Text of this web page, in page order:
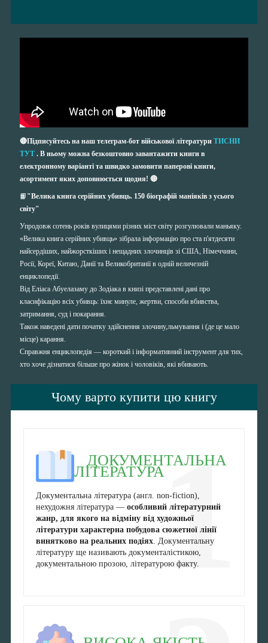
🔴Підписуйтесь на наш телеграм-бот військової літератури ТИСНИ
ТУТ . В ньому можна безкоштовно завантажити книги в
електронному варіанті та швидко замовити паперові книги,
асортимент яких доповнюється щодня! 🔴
📙 "Велика книга серійних убивць. 150 біографій маніяків з усього
світу"
Упродовж сотень років вулицями різних міст світу розгулювали маньяку.
«Велика книга серійних убивць» зібрала інформацію про ста п'ятдесяти
найсердіших, найжорсткіших і нещадних злочинців зі США, Німеччини,
Росії, Кореї, Китаю, Данії та Великобританії в одній величезній
енциклопедії.
Від Еліаса Абуелазаму до Зодіака в книзі представлені дані про
класифікацію всіх убивць: їхнє минуле, жертви, способи вбивства,
затримання, суд і покарання.
Також наведені дати початку здійснення злочину,льмування і (де це мало
місце) карання.
Справжня енциклопедія — короткий і інформативний інструмент для тих,
хто хоче дізнатися більше про жінок і чоловіків, які вбивають.
Чому варто купити цю книгу
1
ДОКУМЕНТАЛЬНА
ЛІТЕРАТУРА
Документальна література (англ. non-fiction),
нехудожня література — особливий літературний
жанр, для якого на відміну від художньої
літератури характерна побудова сюжетної лінії
винятково на реальних подіях. Документальну
літературу ще називають документалістикою,
документальною прозою, літературою факту.